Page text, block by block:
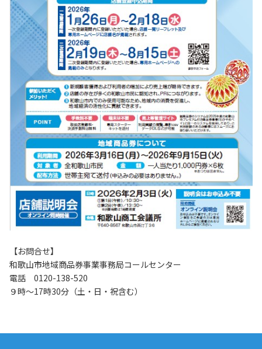
【お問合せ】
和歌山市地域商品券事業事務局コールセンター
電話 0120-138-520
９時～17時30分（土・日・祝含む）